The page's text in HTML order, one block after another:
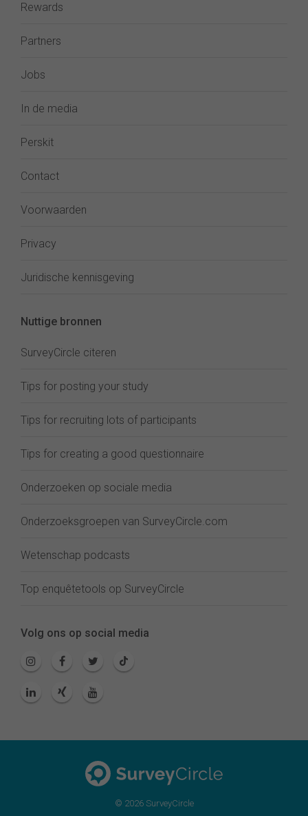
Rewards
Partners
Jobs
In de media
Perskit
Contact
Voorwaarden
Privacy
Juridische kennisgeving
Nuttige bronnen
SurveyCircle citeren
Tips for posting your study
Tips for recruiting lots of participants
Tips for creating a good questionnaire
Onderzoeken op sociale media
Onderzoeksgroepen van SurveyCircle.com
Wetenschap podcasts
Top enquêtetools op SurveyCircle
Volg ons op social media
© 2026 SurveyCircle